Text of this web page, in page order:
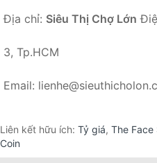
Địa chỉ: Siêu Thị Chợ Lớn
3, Tp.HCM
Email:
Liên kết hữu ích: Tỷ giá, The Face
Coin